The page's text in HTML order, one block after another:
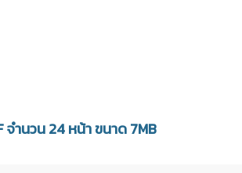
ำนวน 24 หน้า ขนาด 7MB